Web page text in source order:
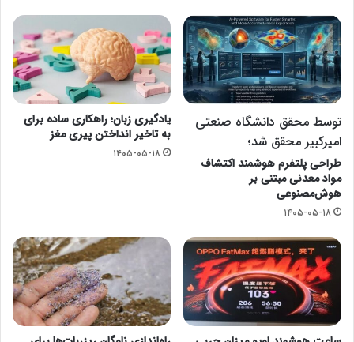
توسط محقق دانشگاه صنعتی
امیرکبیر محقق شد؛
طراحی پلتفرم هوشمند اکتشاف
مواد معدنی مبتنی بر
هوش‌مصنوعی
۱۴۰۵-۰۵-۱۸
یادگیری زبان؛ راهکاری ساده برای
به تاخیر انداختن پیری مغز
۱۴۰۵-۰۵-۱۸